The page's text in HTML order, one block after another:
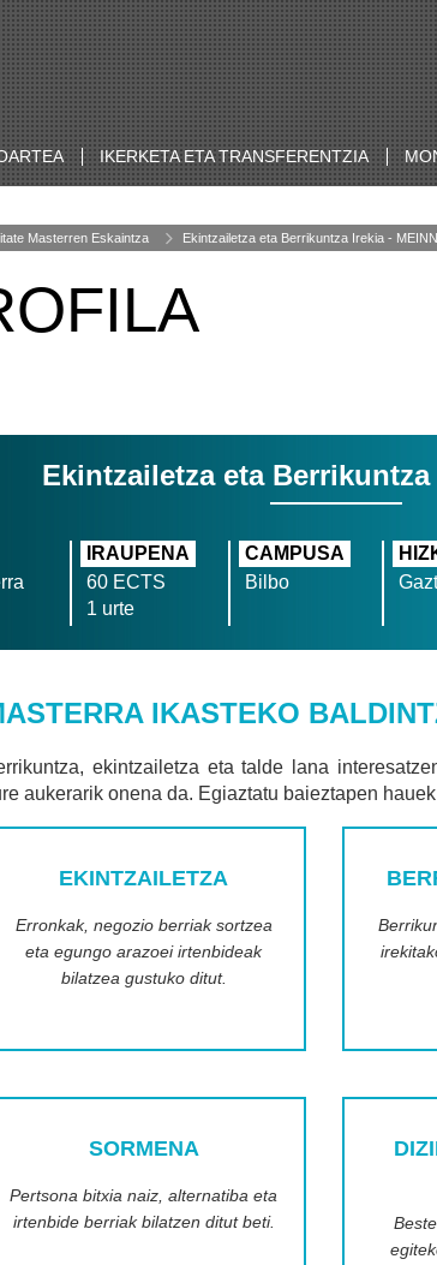
IKERKETA ETA TRANSFERENTZIA
Masterren Eskaintza Ekintzailetza eta Berrikuntza Irekia - MEINN
Ekintzailetza eta Berrikuntza
IRAUPENA
60 ECTS
1 urte
CAMPUSA
Bilbo
IKASTEKO
ekintzailetza eta talde lana
aukerarik onena da. Egiaztatu baieztapen
EKINTZAILETZA
Erronkak, negozio berriak sortzea
eta egungo arazoei irtenbideak
bilatzea gustuko ditut.
SORMENA
Pertsona bitxia naiz, alternatiba eta
irtenbide berriak bilatzen ditut beti.